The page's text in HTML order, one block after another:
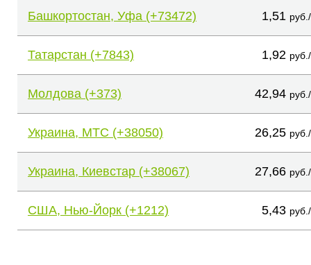
Башкортостан, Уфа (+73472) 1,51
Татарстан (+7843) 1,92
Молдова (+373) 42,94
Украина, МТС (+38050) 26,25
Украина, Киевстар (+38067) 27,66
США, Нью-Йорк (+1212) 5,43